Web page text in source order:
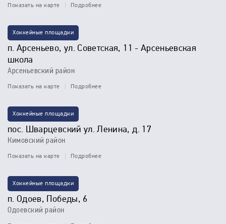
Показать на карте Подробнее
Хоккейные площадки
п. Арсеньево, ул. Советская, 11 - Арсеньевская
школа
Арсеньевский район
Показать на карте Подробнее
Хоккейные площадки
пос. Шварцевский ул. Ленина, д. 17
Кимовский район
Показать на карте Подробнее
Хоккейные площадки
п. Одоев, Победы, 6
Одоевский район